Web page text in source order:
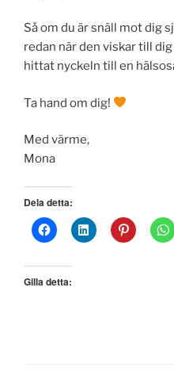
Så om du är snäll mot dig
redan när den viskar till
hittat nyckeln till en
Ta hand om dig!
Med värme,
Mona
Dela detta:
Gilla detta: